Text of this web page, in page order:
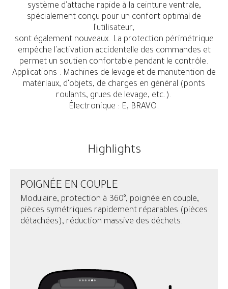
système d'attache rapide à la ceinture ventrale,
spécialement conçu pour un confort optimal de
l'utilisateur,
sont également nouveaux. La protection périmétrique
empêche l'activation accidentelle des commandes et
permet un soutien confortable pendant le contrôle.
Applications : Machines de levage et de manutention de
matériaux, d'objets, de charges en général (ponts
roulants, grues de levage, etc.).
Électronique : E, BRAVO.
Highlights
POIGNÉE EN COUPLE
Modulaire, protection à 360°, poignée en couple,
pièces symétriques rapidement réparables (pièces
détachées), réduction massive des déchets.